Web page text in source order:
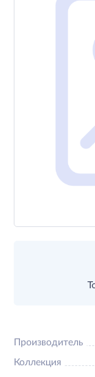
Производитель
Коллекция